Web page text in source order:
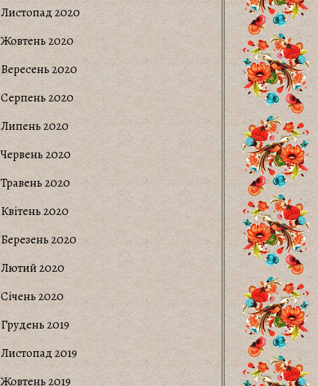
Листопад 2020
Жовтень 2020
Вересень 2020
Серпень 2020
Липень 2020
Червень 2020
Травень 2020
Квітень 2020
Березень 2020
Лютий 2020
Січень 2020
Грудень 2019
Листопад 2019
Жовтень 2019